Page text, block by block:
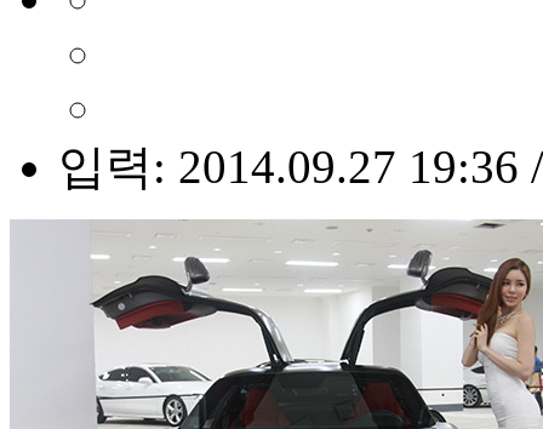
입력: 2014.09.27 19:36